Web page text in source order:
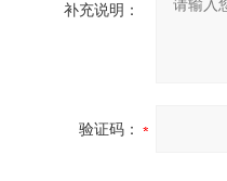
补充说明：
验证码：